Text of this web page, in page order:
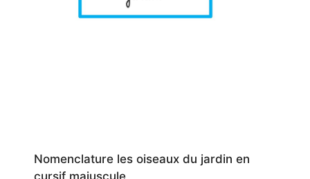
Nomenclature les oiseaux du jardin en
cursif majuscule